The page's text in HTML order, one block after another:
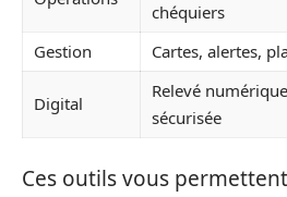
chéquiers
Gestion
Cartes, alertes,
Digital
Relevé
sécurisée
Ces outils vous